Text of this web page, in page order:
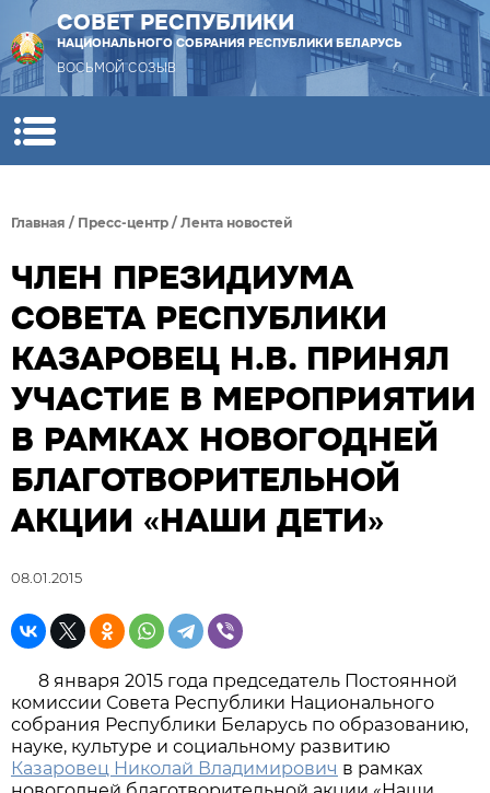
СОВЕТ РЕСПУБЛИКИ
НАЦИОНАЛЬНОГО СОБРАНИЯ РЕСПУБЛИКИ БЕЛАРУСЬ
ВОСЬМОЙ СОЗЫВ
Главная / Пресс-центр / Лента новостей
ЧЛЕН ПРЕЗИДИУМА
СОВЕТА РЕСПУБЛИКИ
КАЗАРОВЕЦ Н.В. ПРИНЯЛ
УЧАСТИЕ В МЕРОПРИЯТИИ
В РАМКАХ НОВОГОДНЕЙ
БЛАГОТВОРИТЕЛЬНОЙ
АКЦИИ «НАШИ ДЕТИ»
08.01.2015
8 января 2015 года председатель Постоянной
комиссии Совета Республики Национального
собрания Республики Беларусь по образованию,
науке, культуре и социальному развитию
Казаровец Николай Владимирович в рамках